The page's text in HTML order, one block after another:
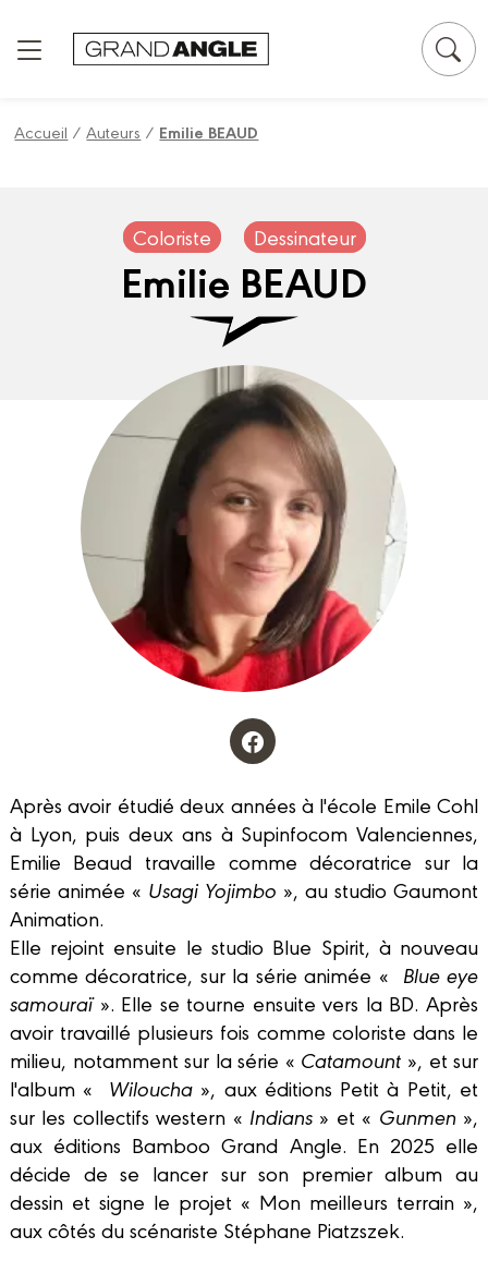
Accueil /Auteurs / Emilie BEAUD
Coloriste Dessinateur
Emilie BEAUD
Après avoir étudié deux années à l'école Emile Cohl
à Lyon, puis deux ans à Supinfocom Valenciennes,
Emilie Beaud travaille comme décoratrice sur la
série animée « Usagi Yojimbo », au studio Gaumont
Animation.
Elle rejoint ensuite le studio Blue Spirit, à nouveau
comme décoratrice, sur la série animée « Blue eye
samouraï». Elle se tourne ensuite vers la BD. Après
avoir travaillé plusieurs fois comme coloriste dans le
milieu, notamment sur la série « Catamount », et sur
l'album « Wiloucha », aux éditions Petit à Petit, et
sur les collectifs western « Indians » et « Gunmen »,
aux éditions Bamboo Grand Angle. En 2025 elle
décide de se lancer sur son premier album au
dessin et signe le projet « Mon meilleurs terrain »,
aux côtés du scénariste Stéphane Piatzszek.